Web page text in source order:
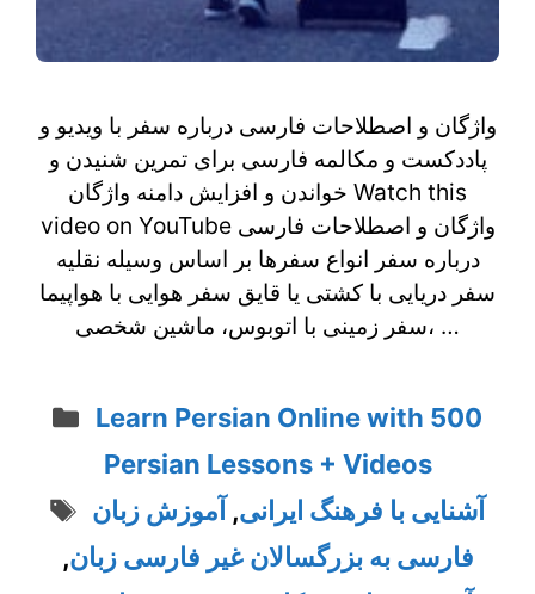
واژگان و اصطلاحات فارسی درباره سفر با ویدیو و
پاددکست و مکالمه فارسی برای تمرین شنیدن و
خواندن و افزایش دامنه واژگان Watch this
video on YouTube واژگان و اصطلاحات فارسی
درباره سفر انواع سفرها بر اساس وسیله نقلیه
سفر دریایی با کشتی یا قایق سفر هوایی با هواپیما
سفر زمینی با اتوبوس، ماشین شخصی، …
Categories
Learn Persian Online with 500
Persian Lessons + Videos
Tags
آشنایی با فرهنگ ایرانی, آموزش زبان
فارسی به بزرگسالان غیر فارسی زبان,